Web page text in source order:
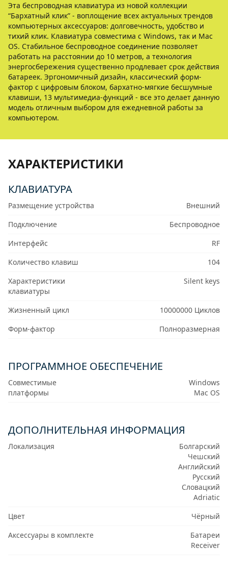
Эта беспроводная клавиатура из новой коллекции
“Бархатный клик” - воплощение всех актуальных трендов
компьютерных аксессуаров: долговечность, удобство и
тихий клик. Клавиатура совместима с Windows, так и Mac
OS. Стабильное беспроводное соединение позволяет
работать на расстоянии до 10 метров, а технология
энергосбережения существенно продлевает срок действия
батареек. Эргономичный дизайн, классический форм-
фактор с цифровым блоком, бархатно-мягкие бесшумные
клавиши, 13 мультимедиа-функций - все это делает данную
модель отличным выбором для ежедневной работы за
компьютером.
ХАРАКТЕРИСТИКИ
КЛАВИАТУРА
Размещение устройства
Внешний
Подключение
Беспроводное
Интерфейс
RF
Количество клавиш
104
Характеристики
клавиатуры
Silent keys
Жизненный цикл
10000000 Циклов
Форм-фактор
Полноразмерная
ПРОГРАММНОЕ ОБЕСПЕЧЕНИЕ
Совместимые
платформы
Windows
Mac OS
ДОПОЛНИТЕЛЬНАЯ ИНФОРМАЦИЯ
Локализация
Болгарский
Чешский
Английский
Русский
Словацкий
Adriatic
Цвет
Чёрный
Аксессуары в комплекте
Батареи
Receiver